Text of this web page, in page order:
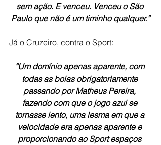
sem ação. E venceu. Venceu o São
Paulo que não é um timinho qualquer.”
Já o Cruzeiro, contra o Sport:
“Um domínio apenas aparente, com
todas as bolas obrigatoriamente
passando por Matheus Pereira,
fazendo com que o jogo azul se
tornasse lento, uma lesma em que a
velocidade era apenas aparente e
proporcionando ao Sport espaços